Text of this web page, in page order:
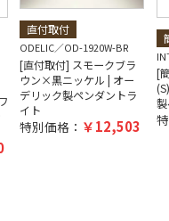
直付取付
ODELIC OD-1920W-BR
[直付取付] スモークブラ
ウン×黒ニッケル | オー
デリック製ペンダントラ
イト
特別価格： 12,503
[